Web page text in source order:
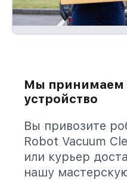
Мы принимаем
устройство
Вы привозите
Robot Vacuum
или курьер
нашу